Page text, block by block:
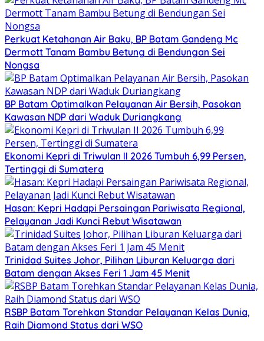
Perkuat Ketahanan Air Baku, BP Batam Gandeng Mc
Dermott Tanam Bambu Betung di Bendungan Sei
Nongsa
BP Batam Optimalkan Pelayanan Air Bersih, Pasokan
Kawasan NDP dari Waduk Duriangkang
Ekonomi Kepri di Triwulan II 2026 Tumbuh 6,99 Persen,
Tertinggi di Sumatera
Hasan: Kepri Hadapi Persaingan Pariwisata Regional,
Pelayanan Jadi Kunci Rebut Wisatawan
Trinidad Suites Johor, Pilihan Liburan Keluarga dari
Batam dengan Akses Feri 1 Jam 45 Menit
RSBP Batam Torehkan Standar Pelayanan Kelas Dunia,
Raih Diamond Status dari WSO